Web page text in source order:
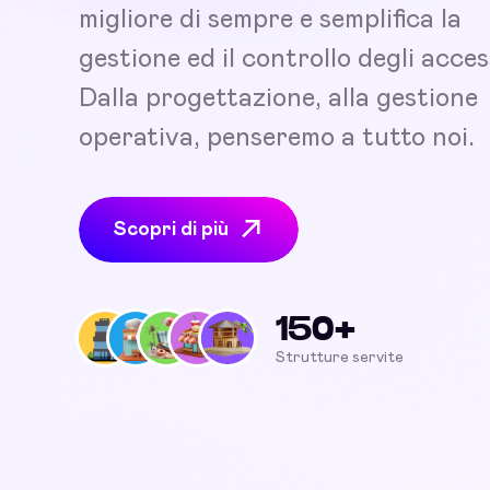
migliore di sempre e semplifica la
gestione ed il controllo degli
Dalla progettazione, alla gestione
operativa, penseremo a tutto noi.
Scopri di più
150+
Strutture servite